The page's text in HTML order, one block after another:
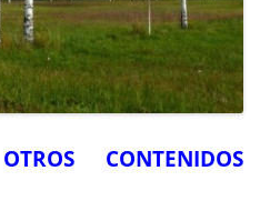
CONTENIDOS